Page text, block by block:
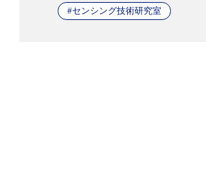
#センシング技術研究室